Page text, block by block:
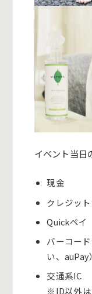
イベント当日
現金
クレジッ
Quickペイ
バーコー
い、auPay）
交通系IC
※ID以外は